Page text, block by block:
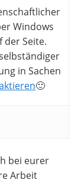
Windows
der Seite.
in Sachen
🙂
bei eurer
Arbeit